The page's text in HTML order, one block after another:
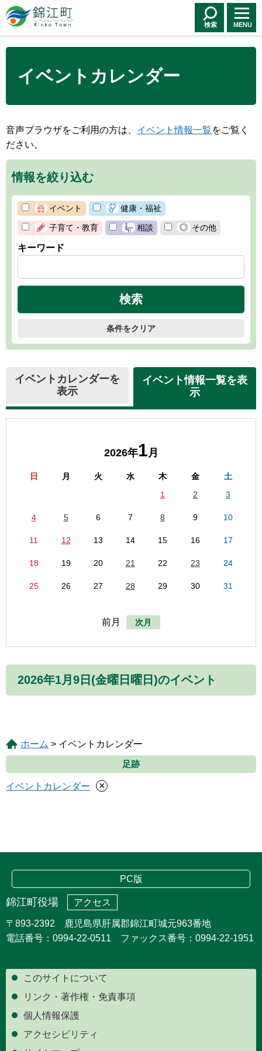
錦江町 Kinko
Town
検索 MENU
イベントカレンダー
音声ブラウザをご利用の方は、 イベント情報一覧をご覧く
ださい。
情報を絞り込む
イベント 健康・福祉
子育て・教育 相談 その他
キーワード
条件をクリア
イベントカレンダーを
表示
イベント情報一覧を表
示
2026年1月
日 月 火 水 木 金
土
1
2 3
4 5 6 7 8 9 10
11 12 13 14 15 16 17
18 19 20 21 22 23 24
25 26 27 28 29 30 31
前月 次月
2026年1月9日(金曜日曜日)のイベント
ホーム > イベントカレンダー
足跡
イベントカレンダー ×
PC版
錦江町役場 アクセス
〒893-2392 鹿児島県肝属郡錦江町城元963番地
電話番号：0994-22-0511 ファックス番号：0994-22-1951
このサイトについて
リンク・著作権・免責事項
個人情報保護
アクセシビリティ